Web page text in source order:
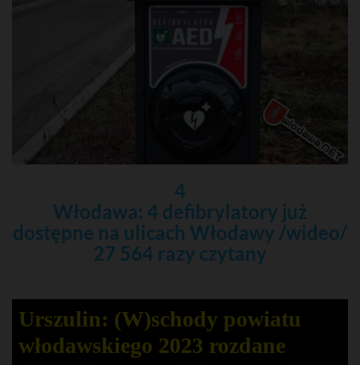
4
Włodawa: 4 defibrylatory już
dostępne na ulicach Włodawy /wideo/
27 564 razy czytany
Urszulin: (W)schody powiatu
włodawskiego 2023 rozdane